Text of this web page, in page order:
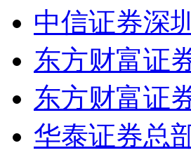
中信证券深
东方财富证
东方财富证
华泰证券总